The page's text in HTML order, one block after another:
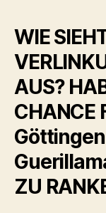
WIE
AUS?
CHANCE
Göttingen
ZU